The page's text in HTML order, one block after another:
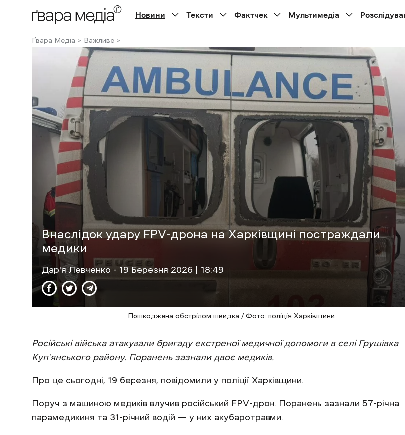
Новини Тексти Фактчек Мультимедіа
Ґвара Медіа Важливе
Внаслідок удару FPV-дрона на Харківщині постраждали
медики
Дар'я Левченко - 19 Березня 2026 | 18:49
Пошкоджена обстрілом швидка / Фото: поліція Харківщини
Російські війська атакували бригаду екстреної медичної допомоги в селі Грушівка
Куп’янського району. Поранень зазнали двоє медиків.
Про це сьогодні, 19 березня, повідомили у поліції Харківщини.
Поруч з машиною медиків влучив російський FPV-дрон. Поранень зазнали 57-річна
парамедикиня та 31-річний водій — у них акубаротравми.